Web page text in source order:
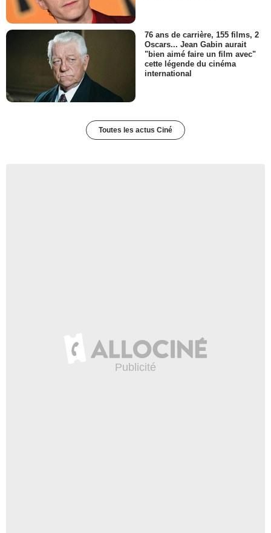
76 ans de carrière, 155 films, 2
Oscars... Jean Gabin aurait
"bien aimé faire un film avec"
cette légende du cinéma
international
Toutes les actus Ciné